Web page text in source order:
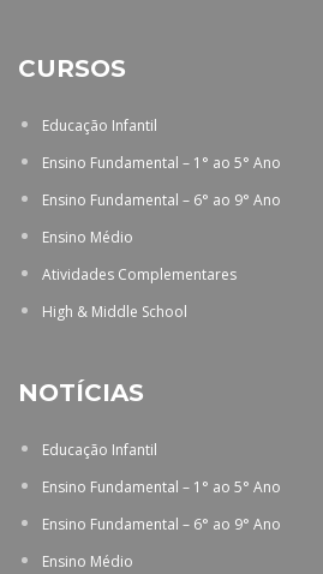
CURSOS
Educação Infantil
Ensino Fundamental – 1° ao 5° Ano
Ensino Fundamental – 6° ao 9° Ano
Ensino Médio
Atividades Complementares
High & Middle School
NOTÍCIAS
Educação Infantil
Ensino Fundamental – 1° ao 5° Ano
Ensino Fundamental – 6° ao 9° Ano
Ensino Médio